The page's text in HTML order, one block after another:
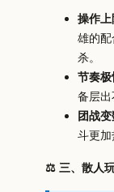
操作上
雄的
杀。
节奏极
备层
团战变
斗更加
⚖️ 三、散人